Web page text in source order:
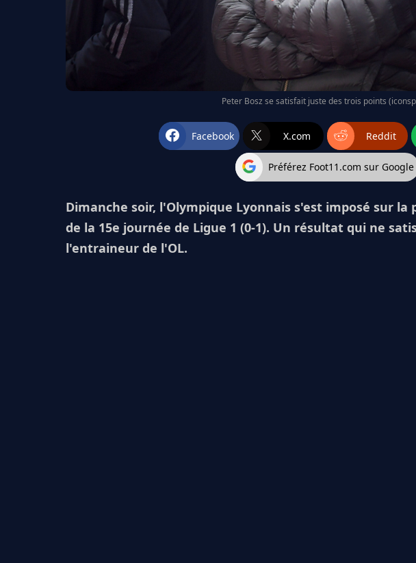
Peter Bosz se satisfait juste des trois points
Facebook X.com Reddit
Préférez Foot11.com sur Google
Dimanche soir, l'Olympique Lyonnais s'est imposé sur
de la 15e journée de Ligue 1 (0-1). Un résultat qui ne
l'entraineur de l'OL.